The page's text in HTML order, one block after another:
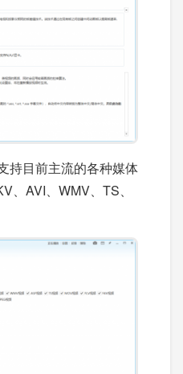
持目前主流的各种媒体
、AVI、WMV、TS、